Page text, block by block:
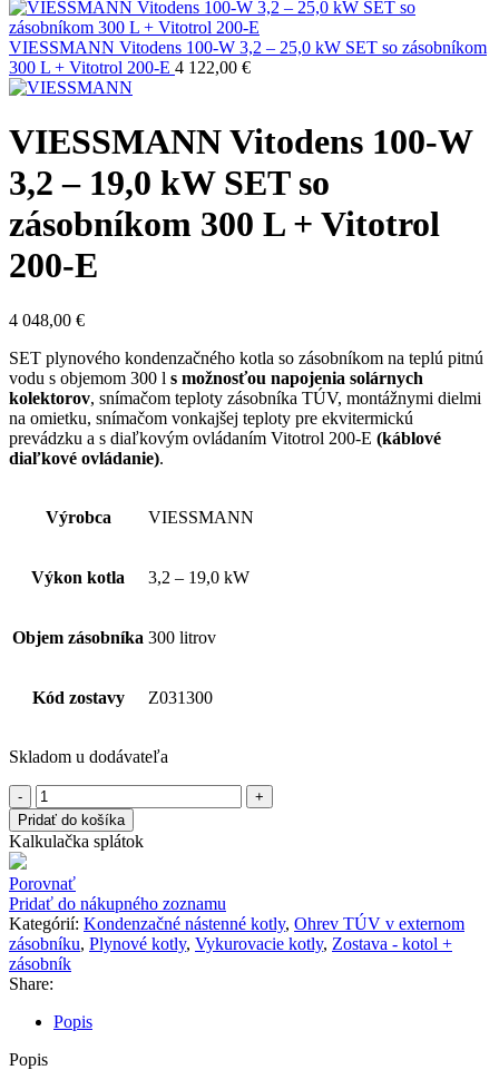
VIESSMANN Vitodens 100-W 3,2 – 25,0 kW SET so zásobníkom
300 L + Vitotrol 200-E 4 122,00 €
VIESSMANN Vitodens 100-W
3,2 – 19,0 kW SET so
zásobníkom 300 L + Vitotrol
200-E
4 048,00 €
SET plynového kondenzačného kotla so zásobníkom na teplú pitnú
vodu s objemom 300 l s možnosťou napojenia solárnych
kolektorov, snímačom teploty zásobníka TÚV, montážnymi dielmi
na omietku, snímačom vonkajšej teploty pre ekvitermickú
prevádzku a s diaľkovým ovládaním Vitotrol 200-E (káblové
diaľkové ovládanie).
Výrobca VIESSMANN
Výkon kotla 3,2 – 19,0 kW
Objem zásobníka 300 litrov
Kód zostavy Z031300
Skladom u dodávateľa
množstvo
VIESSMANN
Vitodens
100-
3,2
–
19,0
kW
SET
so
zásobníkom
300
L
Pridať do košíka
Kalkulačka splátok
Porovnať
Pridať do nákupného zoznamu
Kategórií: Kondenzačné nástenné kotly, Ohrev TÚV v externom
zásobníku, Plynové kotly, Vykurovacie kotly, Zostava - kotol +
zásobník
Share:
Popis
Popis